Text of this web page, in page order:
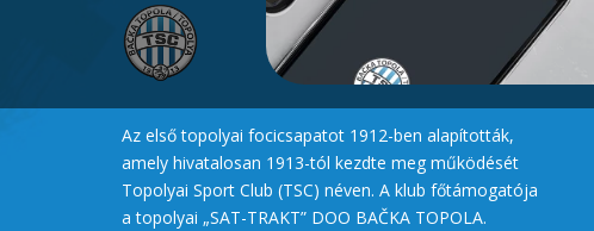
Az első topolyai focicsapatot 1912-ben alapították,
amely hivatalosan 1913-tól kezdte meg működését
Topolyai Sport Club (TSC) néven. A klub főtámogatója
a topolyai „SAT-TRAKT” DOO BAČKA TOPOLA.